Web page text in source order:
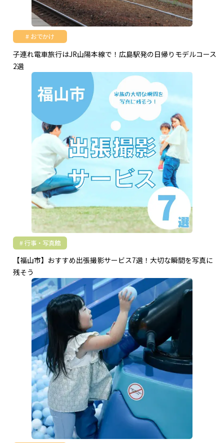
おでかけ
子連れ電車旅行はJR山陽本線で！広島駅発の日帰りモデルコース
2選
行事・写真館
【福山市】おすすめ出張撮影サービス7選！大切な瞬間を写真に
残そう